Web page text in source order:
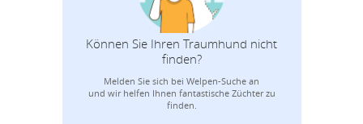
Können Sie Ihren Traumhund nicht
finden?
Melden Sie sich bei Welpen-Suche an
und wir helfen Ihnen fantastische Züchter zu
finden.